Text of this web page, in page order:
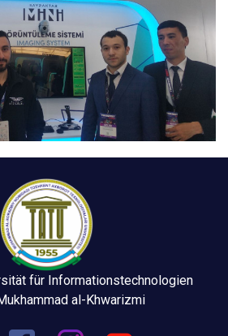
für Informationstechnologien
al-Khwarizmi